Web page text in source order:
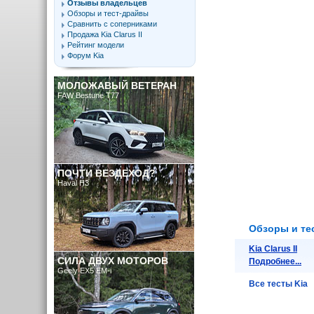
Отзывы владельцев
Обзоры и тест-драйвы
Сравнить с соперниками
Продажа Kia Clarus II
Рейтинг модели
Форум Kia
МОЛОЖАВЫЙ ВЕТЕРАН
FAW Bestune T77
ПОЧТИ ВЕЗДЕХОД?
Haval H3
СИЛА ДВУХ МОТОРОВ
Geely EX5 EM-i
Обзоры и
Kia Clarus II
Подробнее...
Все тесты Kia